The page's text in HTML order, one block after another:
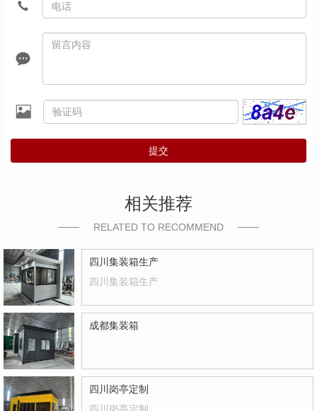
提交
相关推荐
RELATED TO RECOMMEND
四川集装箱生产
四川集装箱生产
成都集装箱
四川岗亭定制